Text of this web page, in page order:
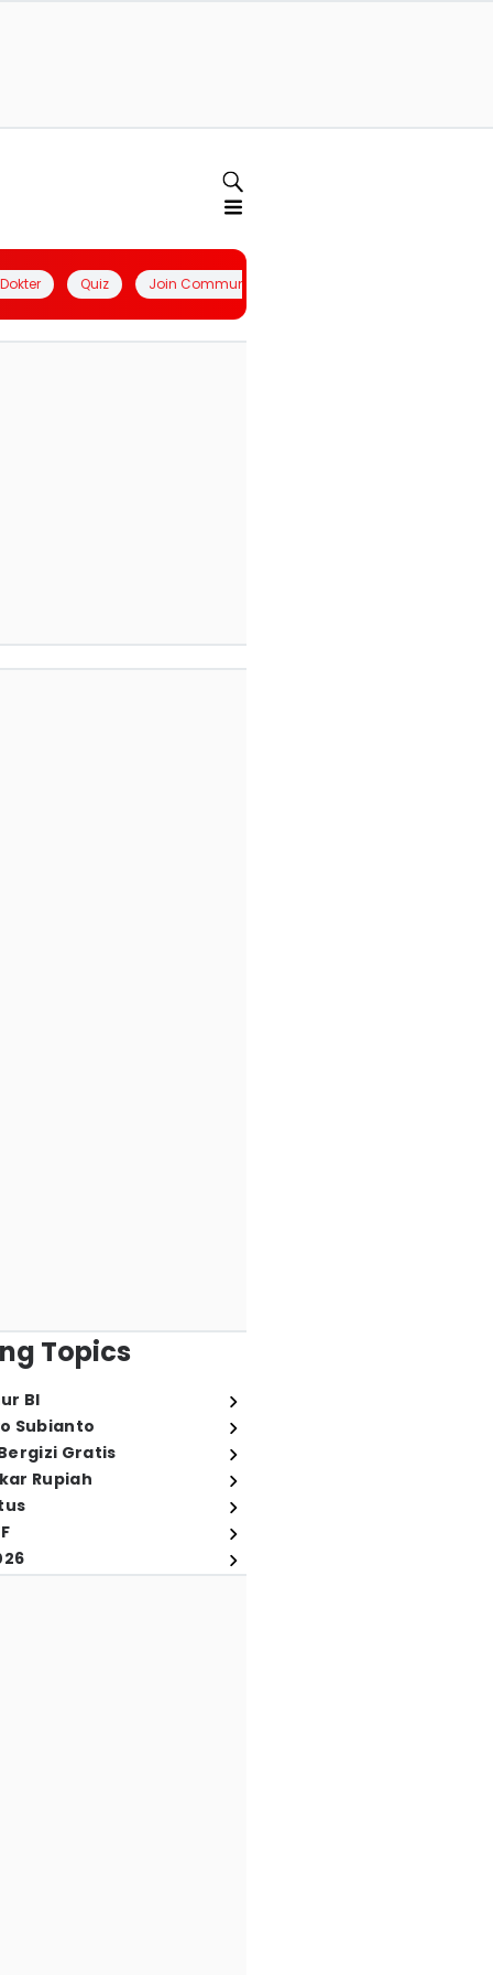
Quiz Join Community
Topics
BI
Subianto
Gratis
Rupiah